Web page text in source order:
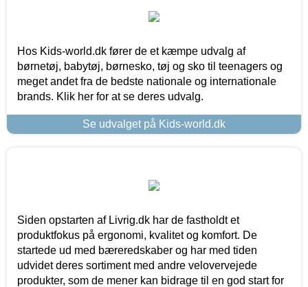
Hos Kids-world.dk fører de et kæmpe udvalg af
børnetøj, babytøj, børnesko, tøj og sko til teenagers og
meget andet fra de bedste nationale og internationale
brands. Klik her for at se deres udvalg.
Se udvalget på Kids-world.dk
Siden opstarten af Livrig.dk har de fastholdt et
produktfokus på ergonomi, kvalitet og komfort. De
startede ud med bæreredskaber og har med tiden
udvidet deres sortiment med andre velovervejede
produkter, som de mener kan bidrage til en god start for